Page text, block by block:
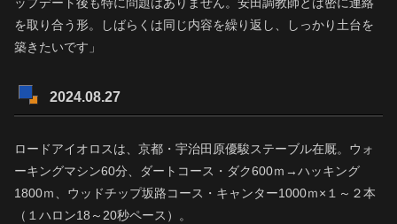
を取り合う形。しばらくは同じ内容を繰り返し、しっかり土台を
築きたいです」
2024.08.27
ロードアイオロスは、京都・宇治田原優駿ステーブル在厩。ウォ
ーキングマシン60分、ダートコース・ダク600ｍ→ハッキング
1800ｍ、ウッドチップ坂路コース・キャンター1000ｍ×１～２本
（１ハロン18～20秒ペース）。